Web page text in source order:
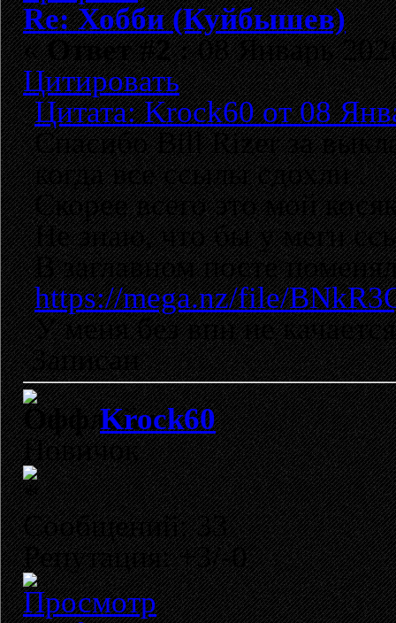
Re: Хобби (Куйбышев)
«Ответ #2 :08 Январь
Цитировать
Цитата: Krock60 от 08
Спасибо Bill Rizer за
когда все ссылы сдохли .
Скорее всего это мой
Не знаю, что бы у меги
В заглавном посте
https://mega.nz/file/
У меня без впн не
Записан
Krock60
Новичок
Сообщений: 33
Репутация: +3/-0